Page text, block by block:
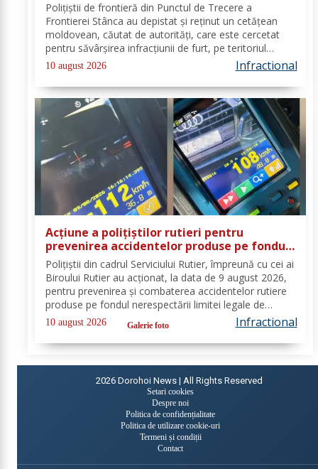
Poliţiştii de frontieră din Punctul de Trecere a
Frontierei Stânca au depistat şi reţinut un cetățean
moldovean, căutat de autorităţi, care este cercetat
pentru săvârşirea infracţiunii de furt, pe teritoriul
Germaniei. În ziua de 08 august a.c, în jurul orei 14.00,
în Punctul de Trecere a...
10 august 2026 Infractional
Acțiune a polițiștilor rutieri pentru
prevenirea accidentelor produse pe fondul
vitezei excesive. 20 de permise de
conducere reținute
Polițiștii din cadrul Serviciului Rutier, împreună cu cei ai
Biroului Rutier au acționat, la data de 9 august 2026,
pentru prevenirea și combaterea accidentelor rutiere
produse pe fondul nerespectării limitei legale de
viteză. Astfel, activitățile s-au desfășurat pe sectoarele
de drum identificate...
10 august 2026 Galerie foto Infractional
2026 Dorohoi News | All Rights Reserved
Setari cookies
Despre noi
Politica de confidențialitate
Politica de utilizare cookie-uri
Termeni și condiții
Contact